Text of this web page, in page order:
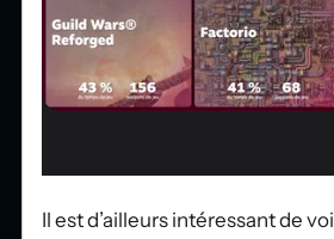
Il est d’ailleurs intéressant de